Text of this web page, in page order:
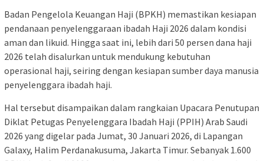
Badan Pengelola Keuangan Haji (BPKH) memastikan kesiapan
pendanaan penyelenggaraan ibadah Haji 2026 dalam kondisi
aman dan likuid. Hingga saat ini, lebih dari 50 persen dana haji
2026 telah disalurkan untuk mendukung kebutuhan
operasional haji, seiring dengan kesiapan sumber daya manusia
penyelenggara ibadah haji.
Hal tersebut disampaikan dalam rangkaian Upacara Penutupan
Diklat Petugas Penyelenggara Ibadah Haji (PPIH) Arab Saudi
2026 yang digelar pada Jumat, 30 Januari 2026, di Lapangan
Galaxy, Halim Perdanakusuma, Jakarta Timur. Sebanyak 1.600